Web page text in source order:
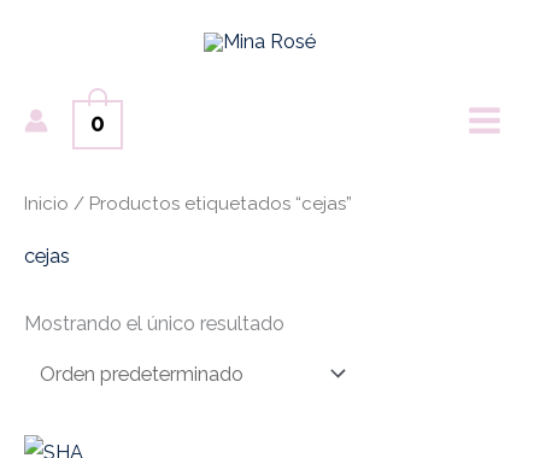
0
Inicio / Productos etiquetados “cejas”
cejas
Mostrando el único resultado